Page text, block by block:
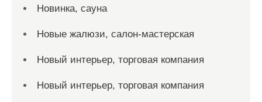
Новинка, сауна
Новые жалюзи, салон-мастерская
Новый интерьер, торговая компания
Новый интерьер, торговая компания